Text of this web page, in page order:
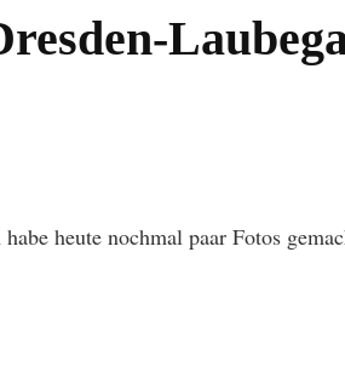
heute nochmal paar Fotos